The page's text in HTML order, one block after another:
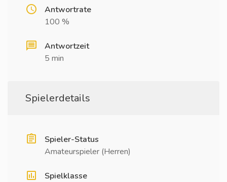
Antwortrate
100 %
Antwortzeit
5 min
Spielerdetails
Spieler-Status
Amateurspieler (Herren)
Spielklasse